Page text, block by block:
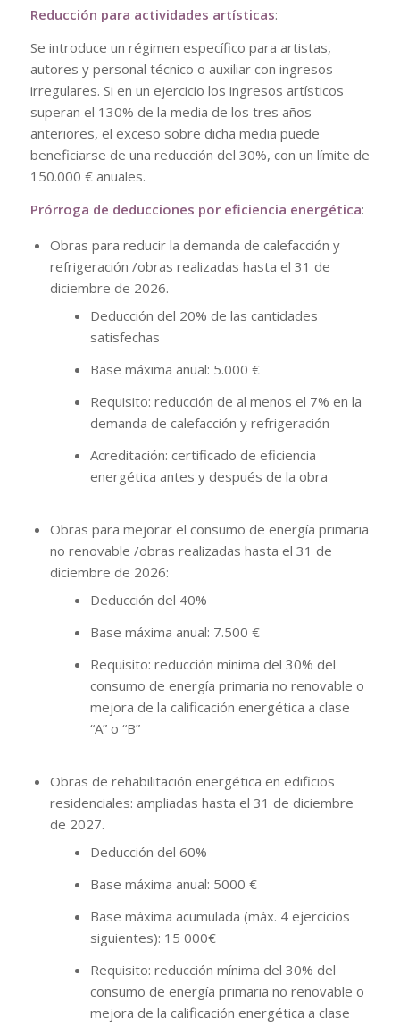
Reducción para actividades artísticas:
Se introduce un régimen específico para artistas,
autores y personal técnico o auxiliar con ingresos
irregulares. Si en un ejercicio los ingresos artísticos
superan el 130% de la media de los tres años
anteriores, el exceso sobre dicha media puede
beneficiarse de una reducción del 30%, con un límite de
150.000 € anuales.
Prórroga de deducciones por eficiencia energética:
Obras para reducir la demanda de calefacción y
refrigeración /obras realizadas hasta el 31 de
diciembre de 2026.
Deducción del 20% de las cantidades
satisfechas
Base máxima anual: 5.000 €
Requisito: reducción de al menos el 7% en la
demanda de calefacción y refrigeración
Acreditación: certificado de eficiencia
energética antes y después de la obra
Obras para mejorar el consumo de energía primaria
no renovable /obras realizadas hasta el 31 de
diciembre de 2026:
Deducción del 40%
Base máxima anual: 7.500 €
Requisito: reducción mínima del 30% del
consumo de energía primaria no renovable o
mejora de la calificación energética a clase
“A” o “B”
Obras de rehabilitación energética en edificios
residenciales: ampliadas hasta el 31 de diciembre
de 2027.
Deducción del 60%
Base máxima anual: 5000 €
Base máxima acumulada (máx. 4 ejercicios
siguientes): 15 000€
Requisito: reducción mínima del 30% del
consumo de energía primaria no renovable o
mejora de la calificación energética a clase